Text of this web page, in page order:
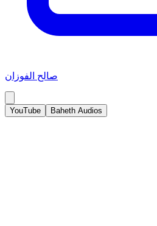
صالح الفوزان
YouTube Baheth Audios